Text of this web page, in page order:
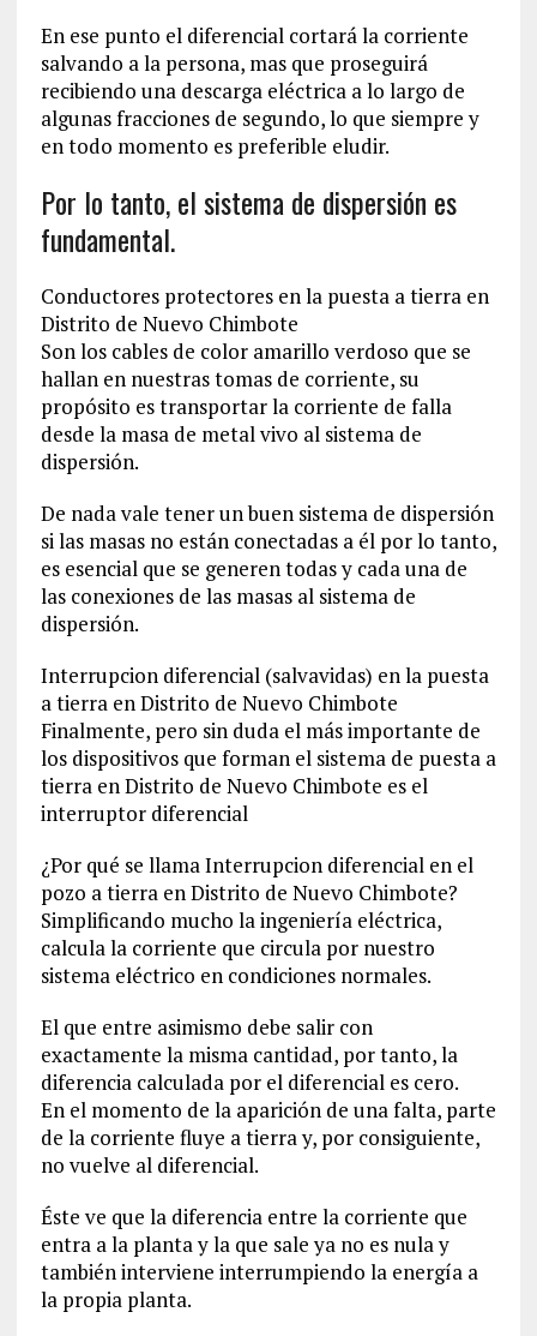
En ese punto el diferencial cortará la corriente
salvando a la persona, mas que proseguirá
recibiendo una descarga eléctrica a lo largo de
algunas fracciones de segundo, lo que siempre y
en todo momento es preferible eludir.
Por lo tanto, el sistema de dispersión es
fundamental.
Conductores protectores en la puesta a tierra en
Distrito de Nuevo Chimbote
Son los cables de color amarillo verdoso que se
hallan en nuestras tomas de corriente, su
propósito es transportar la corriente de falla
desde la masa de metal vivo al sistema de
dispersión.
De nada vale tener un buen sistema de dispersión
si las masas no están conectadas a él por lo tanto,
es esencial que se generen todas y cada una de
las conexiones de las masas al sistema de
dispersión.
Interrupcion diferencial (salvavidas) en la puesta
a tierra en Distrito de Nuevo Chimbote
Finalmente, pero sin duda el más importante de
los dispositivos que forman el sistema de puesta a
tierra en Distrito de Nuevo Chimbote es el
interruptor diferencial
¿Por qué se llama Interrupcion diferencial en el
pozo a tierra en Distrito de Nuevo Chimbote?
Simplificando mucho la ingeniería eléctrica,
calcula la corriente que circula por nuestro
sistema eléctrico en condiciones normales.
El que entre asimismo debe salir con
exactamente la misma cantidad, por tanto, la
diferencia calculada por el diferencial es cero.
En el momento de la aparición de una falta, parte
de la corriente fluye a tierra y, por consiguiente,
no vuelve al diferencial.
Éste ve que la diferencia entre la corriente que
entra a la planta y la que sale ya no es nula y
también interviene interrumpiendo la energía a
la propia planta.